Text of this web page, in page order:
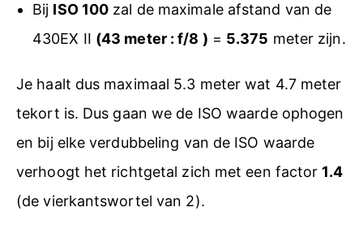
Bij ISO 100 zal de maximale afstand van de
430EX II (43 meter : f/8 ) = 5.375 meter zijn.
Je haalt dus maximaal 5.3 meter wat 4.7 meter
tekort is. Dus gaan we de ISO waarde ophogen
en bij elke verdubbeling van de ISO waarde
verhoogt het richtgetal zich met een factor 1.4
(de vierkantswortel van 2).